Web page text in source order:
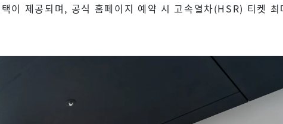
이 제공되며, 공식 홈페이지 예약 시 고속열차(HSR) 티켓